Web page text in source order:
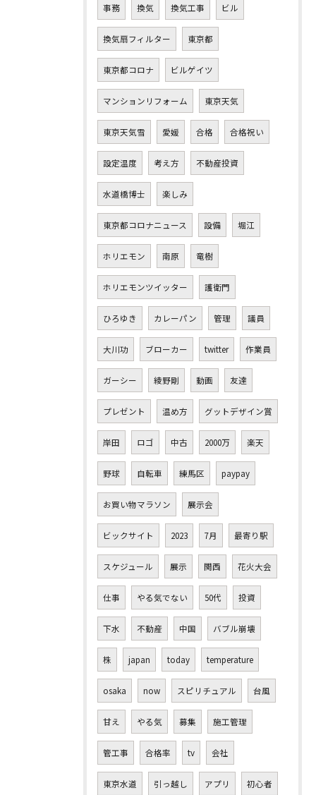
事務 換気 換気工事 ビル
換気扇フィルター 東京都
東京都コロナ ビルゲイツ
マンションリフォーム 東京天気
東京天気雪 愛媛 合格 合格祝い
設定温度 考え方 不動産投資
水道橋博士 楽しみ
東京都コロナニュース 設備 堀江
ホリエモン 南原 竜樹
ホリエモンツイッター 護衛門
ひろゆき カレーパン 管理 議員
大川功 ブローカー twitter 作業員
ガーシー 綾野剛 動画 友達
プレゼント 温め方 グットデザイン賞
岸田 ロゴ 中古 2000万 楽天
野球 自転車 練馬区 paypay
お買い物マラソン 展示会
ビックサイト 2023 7月 最寄り駅
スケジュール 展示 関西 花火大会
仕事 やる気でない 50代 投資
下水 不動産 中国 バブル崩壊
株 japan today temperature
osaka now スピリチュアル 台風
甘え やる気 募集 施工管理
管工事 合格率 tv 会社
東京水道 引っ越し アプリ 初心者